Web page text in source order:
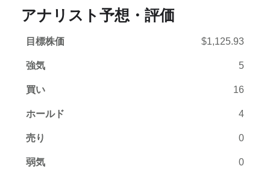
アナリスト予想・評価
目標株価 $1,125.93
強気 5
買い 16
ホールド 4
売り 0
弱気 0